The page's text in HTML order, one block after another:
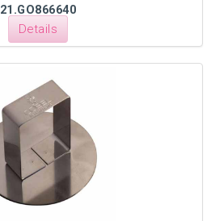
21.GO866640
Details